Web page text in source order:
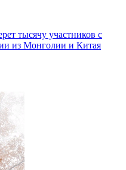
тысячу участников с
из Монголии и Китая